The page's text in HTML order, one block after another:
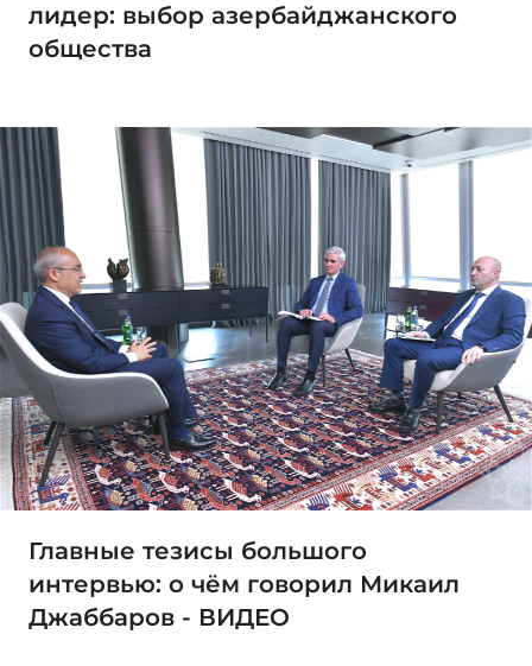
лидер: выбор азербайджанского
общества
Главные тезисы большого
интервью: о чём говорил Микаил
Джаббаров - ВИДЕО